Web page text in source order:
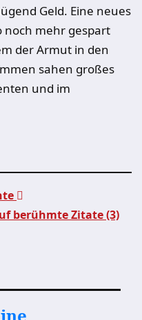
Geld. Eine neues
noch mehr gespart
der Armut in den
sahen großes
und im
berühmte Zitate (3)